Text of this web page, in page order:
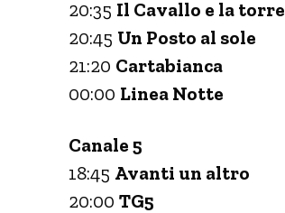
20:35 Il Cavallo e la torre
20:45 Un Posto al sole
21:20 Cartabianca
00:00 Linea Notte
Canale 5
18:45 Avanti un altro
20:00 TG5